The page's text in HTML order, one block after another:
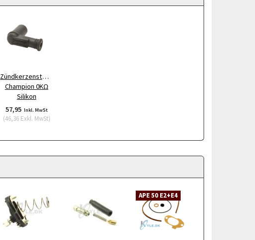
Zündkerzenstecker
Champion 0KΩ
Silikon
57,95 Inkl. MwSt
(46,36Exkl. MwSt)
APE 50 E2+E4